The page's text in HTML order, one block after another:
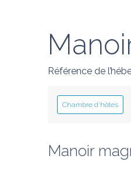
Référence de
Chambre d’hôtes
Manoir